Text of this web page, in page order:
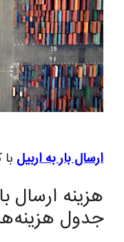
ارسال بار به اربیل
هزینه ارسال
جدول